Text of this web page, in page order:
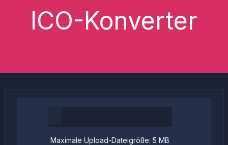
ICO-Konverter
Maximale Upload-Dateigröße: 5 MB